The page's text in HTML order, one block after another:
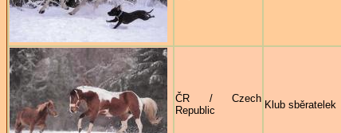
ČR / Czech
Republic
Klub sběratelek